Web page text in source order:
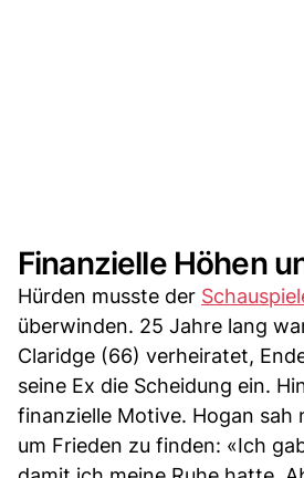
Finanzielle Höhen
Hürden musste der
überwinden. 25 Jahre lang
Claridge (66) verheiratet,
seine Ex die Scheidung ein.
finanzielle Motive. Hogan sah
um Frieden zu finden: «Ich